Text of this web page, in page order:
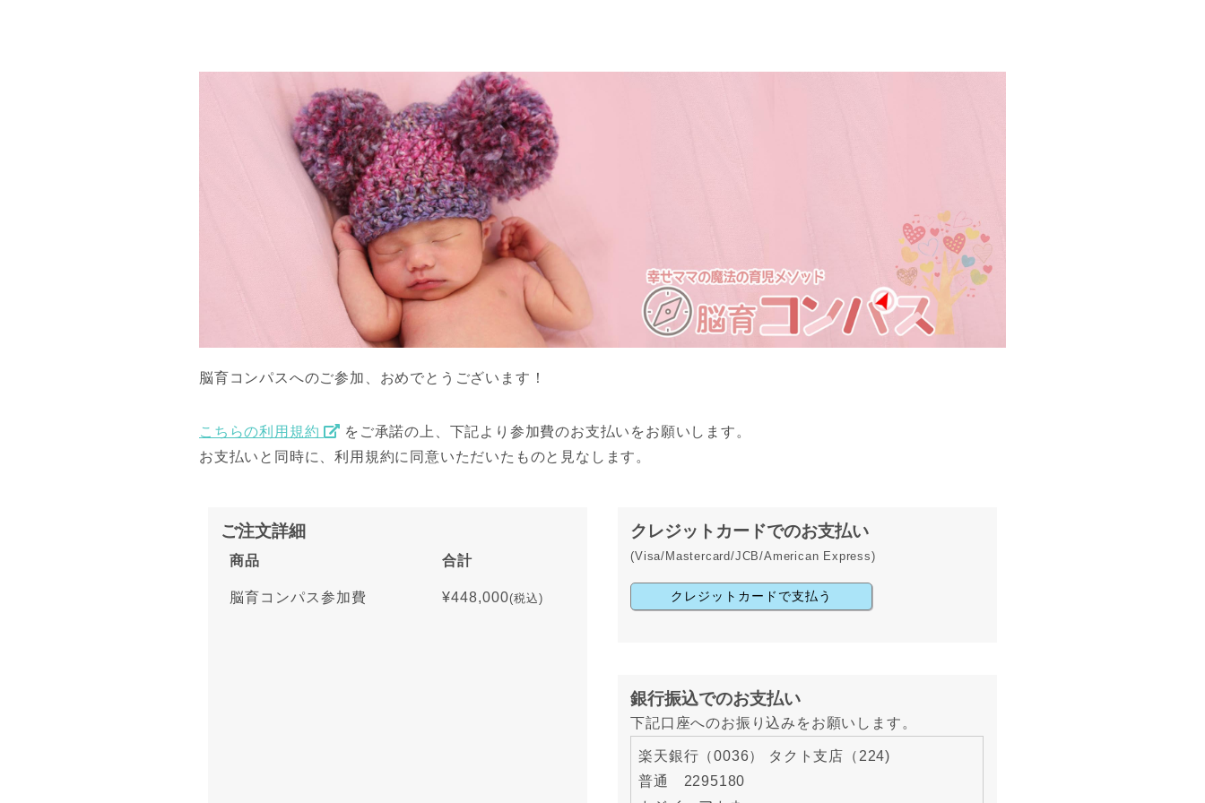
脳育コンパスへのご参加、おめでとうございます！
こちらの利用規約
をご承諾の上、下記より参加費のお支払いをお願いします。
お支払いと同時に、利用規約に同意いただいたものと見なします。
ご注文詳細
商品 合計
脳育コンパス参加費 ¥448,000(税込)
クレジットカードでのお支払い
(Visa/Mastercard/JCB/American Express)
クレジットカードで支払う
銀行振込でのお支払い
下記口座へのお振り込みをお願いします。
楽天銀行（0036） タクト支店（224)
普通 2295180